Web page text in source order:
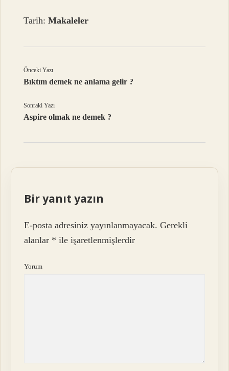
Tarih:Makaleler
Önceki Yazı
Bıktım demek ne anlama gelir ?
Sonraki Yazı
Aspire olmak ne demek ?
Bir yanıt yazın
E-posta adresiniz yayınlanmayacak. Gerekli
alanlar * ile işaretlenmişlerdir
Yorum